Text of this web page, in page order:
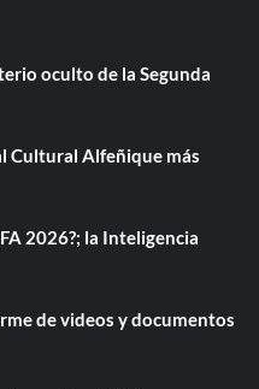
oculto de la Segunda
Cultural Alfeñique más
2026?; la Inteligencia
de videos y documentos